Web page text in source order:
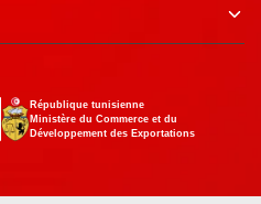
République tunisienne
Ministère du Commerce et du
Développement des Exportations